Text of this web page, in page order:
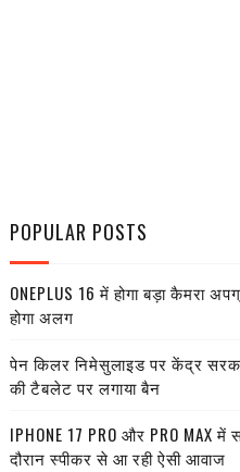
POPULAR POSTS
ONEPLUS 16 में होगा बड़ा कैमरा
होगा अलग
पेन किलर निमेसुलाइड पर केंद्र
की टैबलेट पर लगाया बैन
IPHONE 17 PRO और PRO MAX
दौरान स्पीकर से आ रही ऐसी आवाज